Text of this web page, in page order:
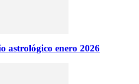
astrológico enero 2026